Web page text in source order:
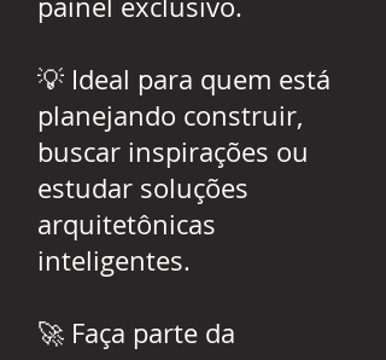
💡 Ideal para quem está
planejando construir,
buscar inspirações ou
estudar soluções
arquitetônicas
inteligentes.
🚀 Faça parte da